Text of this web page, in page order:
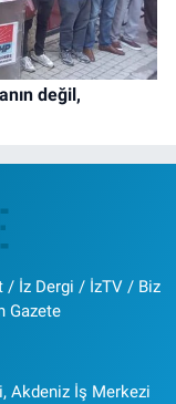
değil,
/ İz Dergi / İzTV / Biz
Gazete
Akdeniz İş Merkezi